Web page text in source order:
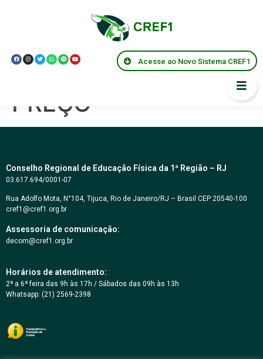
Acesse ao Novo Sistema CREF1
PREGÃO
ELETRÔNICO Nº
04/2022 – MENOR
PREÇO
Conselho Regional de Educação Física da 1ª Região – RJ
03.617.694/0001-07
Rua Adolfo Mota, N°104, Tijuca, Rio de Janeiro/RJ – Brasil CEP 20540-100
cref1@cref1.org.br
Assessoria de comunicação:
decom@cref1.org.br
Horários de atendimento:
2ª a 6ª feira das 9h às 17h / Sábados das 09h às 13h
Whatsapp: (21) 2569-2398